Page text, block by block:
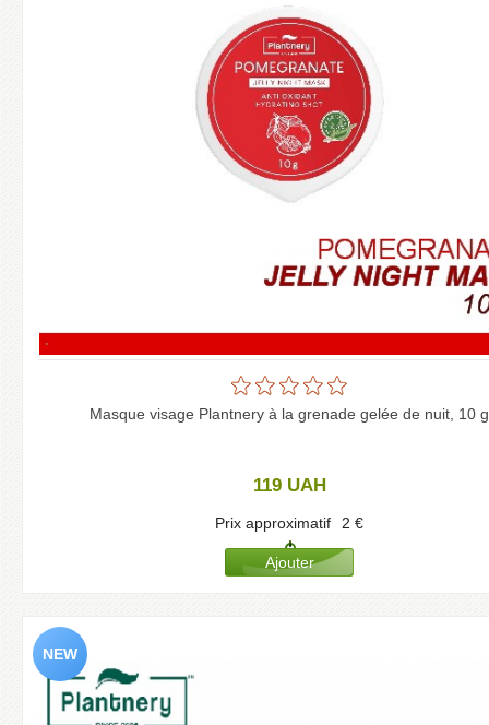
Masque visage Plantnery à la grenade gelée de nuit, 10 g
119 UAH
Prix approximatif 2 €